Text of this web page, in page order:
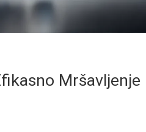
Mršavljenje